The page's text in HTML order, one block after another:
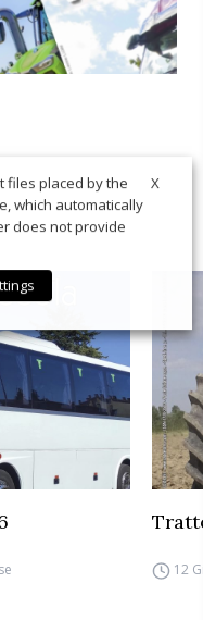
12
X
files placed by the
which automatically
does not provide